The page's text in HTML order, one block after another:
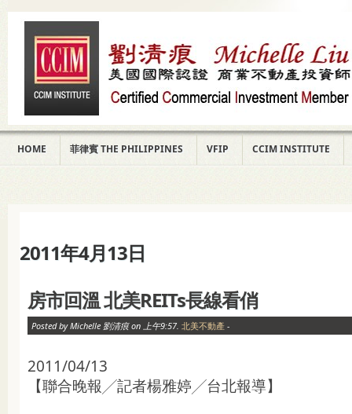
HOME 菲律賓 THE PHILIPPINES VFIP CCIM INSTITUTE
2011年4月13日
房市回溫 北美REITs長線看俏
Posted by Michelle 劉清痕 on 上午9:57. 北美不動產 -
2011/04/13
【聯合晚報╱記者楊雅婷╱台北報導】